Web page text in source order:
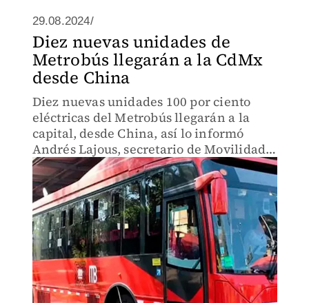
29.08.2024/
Diez nuevas unidades de
Metrobús llegarán a la CdMx
desde China
Diez nuevas unidades 100 por ciento
eléctricas del Metrobús llegarán a la
capital, desde China, así lo informó
Andrés Lajous, secretario de Movilidad
de la Ciudad de México.